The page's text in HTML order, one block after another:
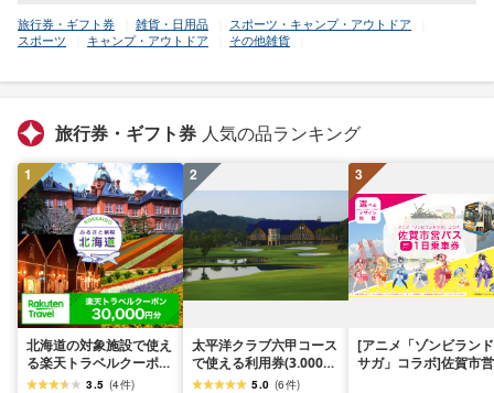
旅行券・ギフト券 雑貨・日用品
スポーツ・キャンプ・アウトドア
スポーツ
キャンプ・アウトドア その他雑貨
旅行券・ギフト券 人気の品ランキング
1
北海道の対象施設で使え
る楽天トラベルクーポン
寄付額100,000円
3.5 (4件)
2
太平洋クラブ六甲コース
で使える利用券(3.000円
分)
5.0 (6件)
3
[アニメ「ゾンビランド
サガ」コラボ]佐賀市営